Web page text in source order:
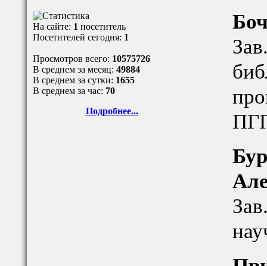
На сайте: 1 посетитель
Посетителей сегодня: 1
Просмотров всего: 10575726
В среднем за месяц: 49884
В среднем за сутки: 1655
В среднем за час: 70
Подробнее...